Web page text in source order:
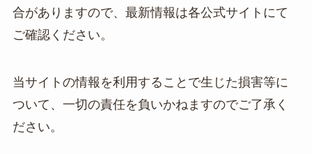
合がありますので、最新情報は各公式サイトにて
ご確認ください。
当サイトの情報を利用することで生じた損害等に
ついて、一切の責任を負いかねますのでご了承く
ださい。